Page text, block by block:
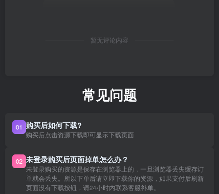
暂无评论内容
常见问题
01 购买后如何下载?
购买后点击资源下载即可显示下载页面
02 未登录购买后页面掉单怎么办？
未登录购买的资源是保存在浏览器上的，一旦浏览器丢失缓存订
单就会丢失。所以下单后请立即下载你的资源，如果支付后刷新
页面没有下载按钮，请24小时内联系客服补单。